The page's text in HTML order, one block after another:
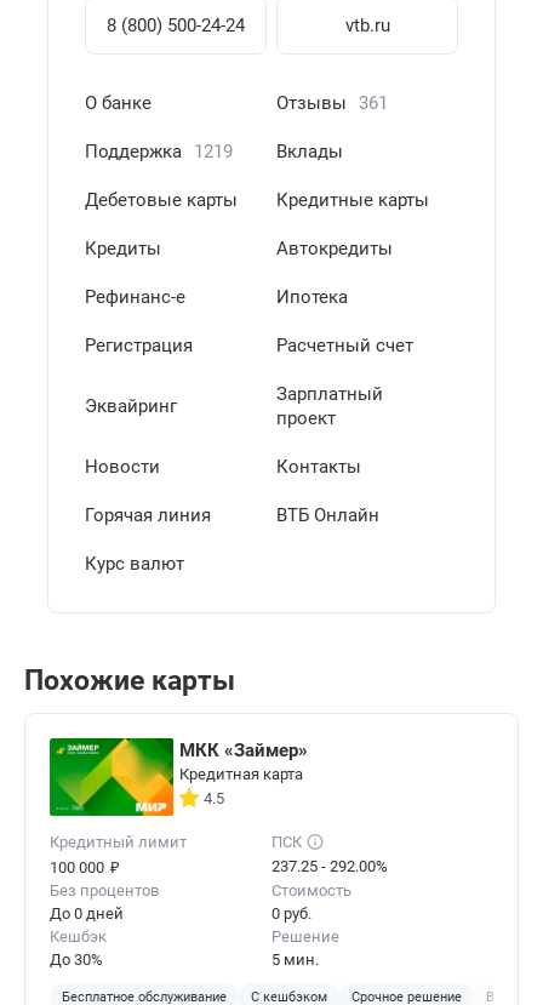
8 (800) 500-24-24 vtb.ru
О банке Отзывы 361
Поддержка 1219 Вклады
Дебетовые карты Кредитные карты
Кредиты Автокредиты
Рефинанс-е Ипотека
Регистрация Расчетный счет
Эквайринг
Зарплатный
проект
Новости Контакты
Горячая линия ВТБ Онлайн
Курс валют
Похожие карты
МКК «Займер»
Кредитная карта
4.5
Кредитный лимит
100 000 ₽
ПСК
237.25 - 292.00%
Без процентов
До 0 дней
Стоимость
0 руб.
Кешбэк
До 30%
Решение
5 мин.
Бесплатное обслуживание С кешбэком Срочное решение